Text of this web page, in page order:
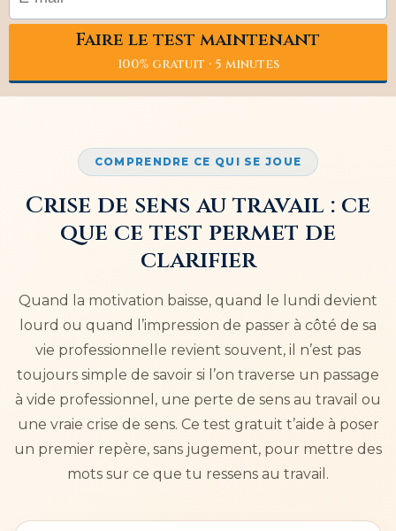
Faire le test maintenant
100% gratuit · 5 minutes
COMPRENDRE CE QUI SE JOUE
Crise de sens au travail : ce
que ce test permet de
clarifier
Quand la motivation baisse, quand le lundi devient
lourd ou quand l’impression de passer à côté de sa
vie professionnelle revient souvent, il n’est pas
toujours simple de savoir si l’on traverse un passage
à vide professionnel, une perte de sens au travail ou
une vraie crise de sens. Ce test gratuit t’aide à poser
un premier repère, sans jugement, pour mettre des
mots sur ce que tu ressens au travail.